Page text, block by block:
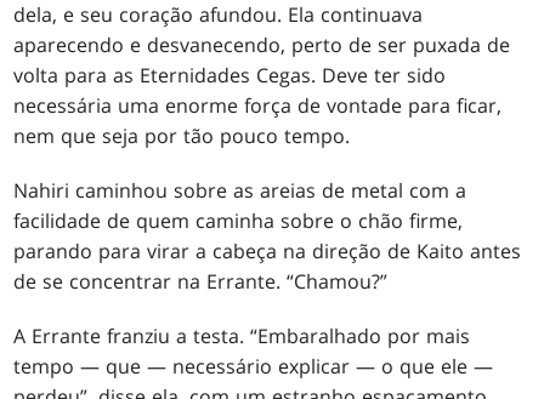
dela, e seu coração afundou. Ela continuava
aparecendo e desvanecendo, perto de ser puxada de
volta para as Eternidades Cegas. Deve ter sido
necessária uma enorme força de vontade para ficar,
nem que seja por tão pouco tempo.
Nahiri caminhou sobre as areias de metal com a
facilidade de quem caminha sobre o chão firme,
parando para virar a cabeça na direção de Kaito antes
de se concentrar na Errante. “Chamou?”
A Errante franziu a testa. “Embaralhado por mais
tempo — que — necessário explicar — o que ele —